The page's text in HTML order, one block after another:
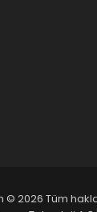
2026 Tüm